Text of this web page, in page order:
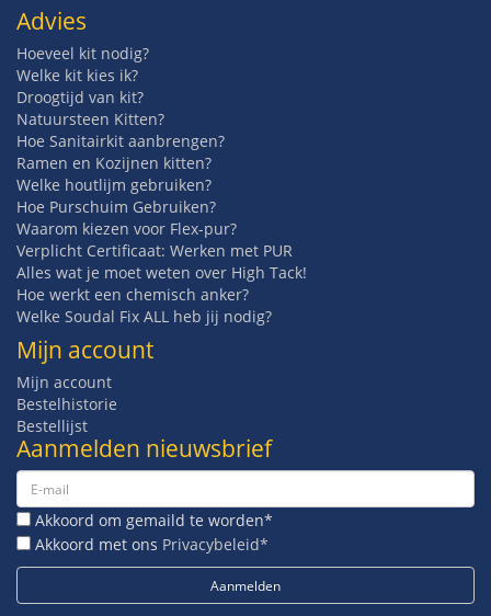
Advies
Hoeveel kit nodig?
Welke kit kies ik?
Droogtijd van kit?
Natuursteen Kitten?
Hoe Sanitairkit aanbrengen?
Ramen en Kozijnen kitten?
Welke houtlijm gebruiken?
Hoe Purschuim Gebruiken?
Waarom kiezen voor Flex-pur?
Verplicht Certificaat: Werken met PUR
Alles wat je moet weten over High Tack!
Hoe werkt een chemisch anker?
Welke Soudal Fix ALL heb jij nodig?
Mijn account
Mijn account
Bestelhistorie
Bestellijst
Aanmelden nieuwsbrief
Akkoord om gemaild te worden*
Akkoord met ons Privacybeleid*